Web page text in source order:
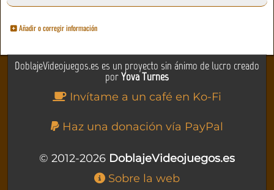
Añadir o corregir información
DoblajeVideojuegos.es es un proyecto sin ánimo de lucro creado
porYova Turnes
Invítame a un café en Ko-Fi
Haz una donación vía PayPal
© 2012-2026 DoblajeVideojuegos.es
Sobre la web